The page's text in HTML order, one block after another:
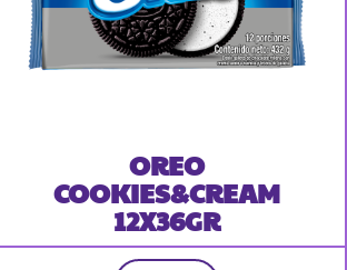
OREO
COOKIES&CREAM
12X36GR